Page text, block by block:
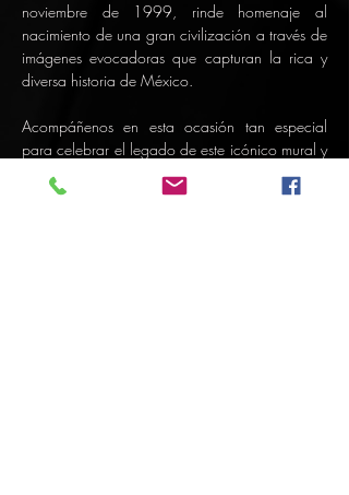
noviembre de 1999, rinde homenaje al
nacimiento de una gran civilización a través de
imágenes evocadoras que capturan la rica y
diversa historia de México.
Acompáñenos en esta ocasión tan especial
para celebrar el legado de este icónico mural y
reflexionar juntos sobre la importancia de su
mensaje artístico que trasciende el tiempo.